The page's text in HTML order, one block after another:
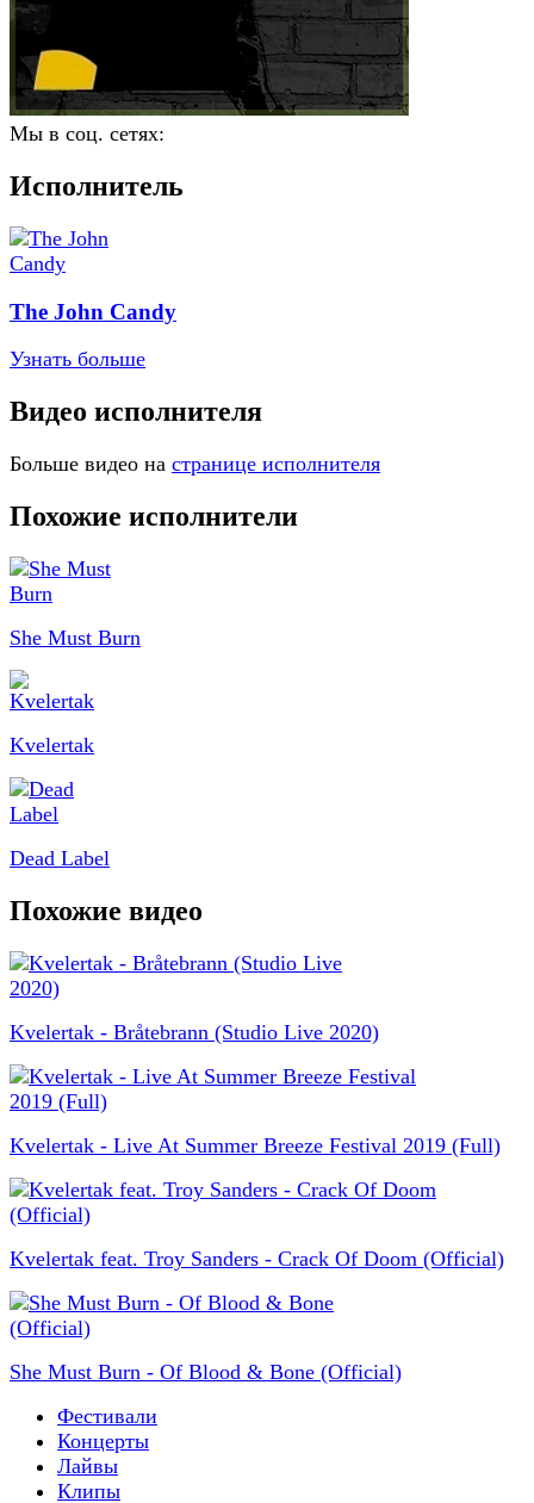
Мы в соц. сетях:
Исполнитель
The John Candy
Узнать больше
Видео исполнителя
Больше видео на странице исполнителя
Похожие исполнители
She Must Burn
Kvelertak
Dead Label
Похожие видео
Kvelertak - Bråtebrann (Studio Live 2020)
Kvelertak - Live At Summer Breeze Festival 2019 (Full)
Kvelertak feat. Troy Sanders - Crack Of Doom (Official)
She Must Burn - Of Blood & Bone (Official)
Фестивали
Концерты
Лайвы
Клипы